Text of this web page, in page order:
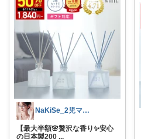
NaKiSe_2児ママ🌸訪問感謝です
【最大半額🌸贅沢な香り✨安心
の日本製200 ...